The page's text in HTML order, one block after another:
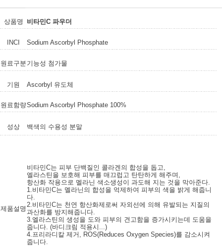
상품명 비타민C 파우더
INCI Sodium Ascorbyl Phosphate
원료구분 기능성 첨가물
기원 Ascorbyl 유도체
원료함량Sodium Ascorbyl Phosphate 100%
성상 백색의 수용성 분말
제품설명
비타민C는 피부 단백질인 콜라겐의 합성을 돕고,
엘라스틴을 보호해 피부를 매끄럽고 탄탄하게 해주며,
항산화 작용으로 멜라닌 색소생성이 과도해 지는 것을 막아준다.
1.비타민C는 멜라닌의 합성을 억제하여 피부의 색을 밝게 해줍니
다.
2.비타민C는 천연 항산화제로써 자외선에 의해 유발되는 지질의
과산화를 방지해줍니다.
3.엘라스틴의 생성을 도와 피부의 견고함을 증가시키는데 도움을
줍니다. (바디크림 적용시...)
4.프리라디칼 제거, ROS(Reduces Oxygen Species)를 감소시켜
줍니다.